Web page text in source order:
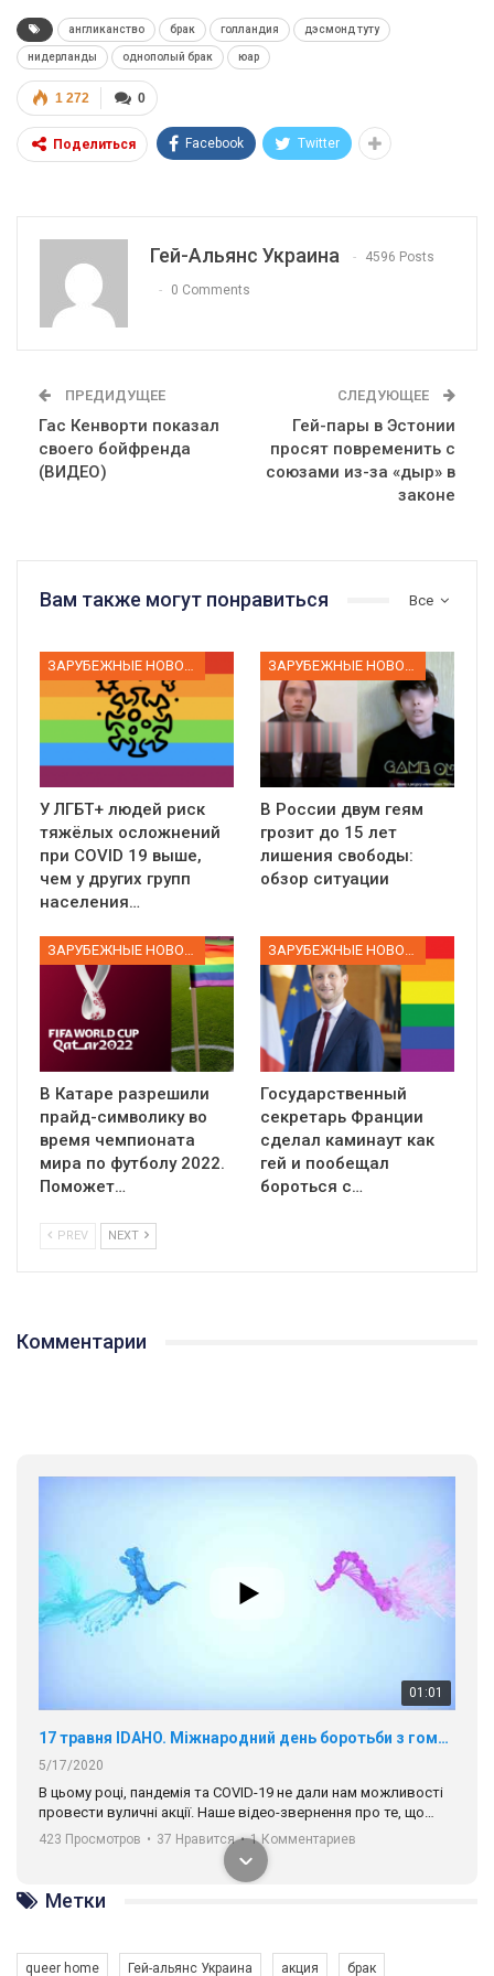
англиканство брак голландия дэсмонд туту
нидерланды однополый брак юар
0
1 272
Поделиться Facebook Twitter
Гей-Альянс Украина 4596 Posts
0 Comments
ПРЕДИДУЩЕЕ
Гас Кенворти показал
своего бойфренда
(ВИДЕО)
СЛЕДУЮЩЕЕ
Гей-пары в Эстонии
просят повременить с
союзами из-за «дыр» в
законе
Все
Вам также могут понравиться
У ЛГБТ+ людей риск
тяжёлых осложнений
при COVID 19 выше,
чем у других групп
населения…
В России двум геям
грозит до 15 лет
лишения свободы:
обзор ситуации
В Катаре разрешили
прайд-символику во
время чемпионата
мира по футболу 2022.
Поможет…
Государственный
секретарь Франции
сделал каминаут как
гей и пообещал
бороться с…
PREV NEXT
Комментарии
01:01
17 травня IDAHO. Міжнародний день боротьби з гомофобією трансфобією і біфобія.
5/17/2020
В цьому році, пандемія та COVІD-19 не дали нам можливості
провести вуличні акції. Наше відео-звернення про те, що
навіть коли ми у різних містах та не можемо зустрінеться, ми
разом. Ми закликаємо всіх хто поділяє цінності рівності та
солідарності, приєднатися до нас. Регіональні підрозділи
ГАУ є в 16 областях України.
Разом наш голос лунає гучніше!
423 Просмотров • 37 Нравится • 1 Комментариев
Метки
queer home Гей-альянс Украина акция брак